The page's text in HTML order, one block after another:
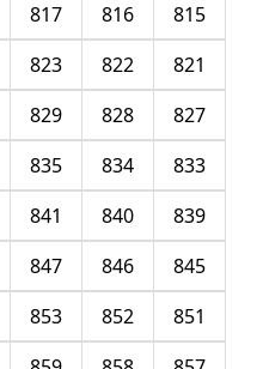
815
816
817
821
822
823
827
828
829
833
834
835
839
840
841
845
846
847
851
852
853